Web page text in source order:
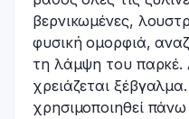
βερνικωμένες,
φυσική ομορφιά,
τη λάμψη του παρκέ.
χρειάζεται
χρησιμοποιηθεί